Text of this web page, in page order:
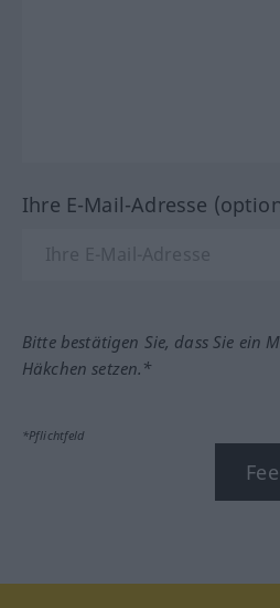
Ihre E-Mail-Adresse
Bitte bestätigen Sie, dass Sie ein
Häkchen setzen.*
*Pflichtfeld